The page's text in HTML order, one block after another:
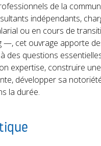
de la
indépendants,
ou en cours de
—, cet ouvrage apporte
des questions
expertise, construire
développer sa
la durée.